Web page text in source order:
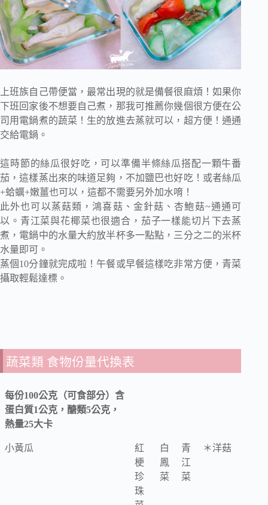
上班族自己帶便當，最常出現的就是備餐很麻煩！如果你
下班回家後不想要自己煮，那我可推薦你幾個很方便在公
司用電鍋煮的蔬菜！生的放進去蒸就可以，超方便！通通
交給電鍋。
這時節的絲瓜很好吃，可以準備半條絲瓜搭配一顆牛番
茄，這樣蒸出來的味道足夠，不加鹽巴也好吃！或者絲瓜
+蛤蠣+嫩薑也可以，這都不需要另外加水唷！
此外也可以蒸菇類，鴻喜菇、金針菇、杏鮑菇~通通可
以。青江菜與花椰菜也很適合，茄子一樣能切片下去蒸
煮，電鍋中的水量大約放半杯多一點點，三分之二的米杯
水量即可。
蒸個10分鐘就完成啦！午餐或早餐這樣吃非常方便，青菜
攝取輕鬆達標。
蔬菜類 食物份量代換表
每份100公克（可食部分）含
蛋白質1公克，醣類5公克，
熱量25大卡
小黃瓜
紅
梗
珍
珠
白
鳳
菜
青
江
菜
＊洋菇